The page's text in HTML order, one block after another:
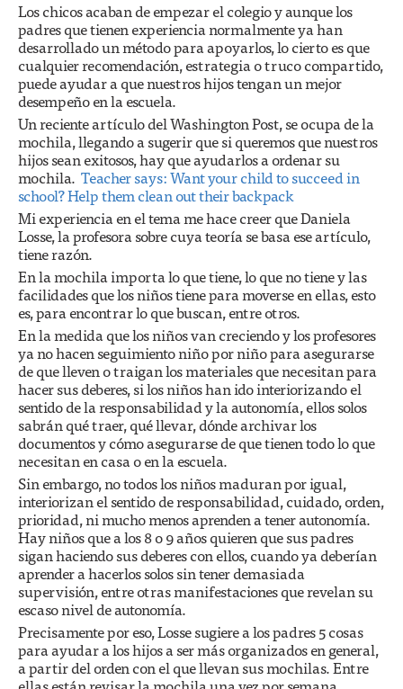
Los chicos acaban de empezar el colegio y aunque los
padres que tienen experiencia normalmente ya han
desarrollado un método para apoyarlos, lo cierto es que
cualquier recomendación, estrategia o truco compartido,
puede ayudar a que nuestros hijos tengan un mejor
desempeño en la escuela.
Un reciente artículo del Washington Post, se ocupa de la
mochila, llegando a sugerir que si queremos que nuestros
hijos sean exitosos, hay que ayudarlos a ordenar su
mochila. Teacher says: Want your child to succeed in
school? Help them clean out their backpack
Mi experiencia en el tema me hace creer que Daniela
Losse, la profesora sobre cuya teoría se basa ese artículo,
tiene razón.
En la mochila importa lo que tiene, lo que no tiene y las
facilidades que los niños tiene para moverse en ellas, esto
es, para encontrar lo que buscan, entre otros.
En la medida que los niños van creciendo y los profesores
ya no hacen seguimiento niño por niño para asegurarse
de que lleven o traigan los materiales que necesitan para
hacer sus deberes, si los niños han ido interiorizando el
sentido de la responsabilidad y la autonomía, ellos solos
sabrán qué traer, qué llevar, dónde archivar los
documentos y cómo asegurarse de que tienen todo lo que
necesitan en casa o en la escuela.
Sin embargo, no todos los niños maduran por igual,
interiorizan el sentido de responsabilidad, cuidado, orden,
prioridad, ni mucho menos aprenden a tener autonomía.
Hay niños que a los 8 o 9 años quieren que sus padres
sigan haciendo sus deberes con ellos, cuando ya deberían
aprender a hacerlos solos sin tener demasiada
supervisión, entre otras manifestaciones que revelan su
escaso nivel de autonomía.
Precisamente por eso, Losse sugiere a los padres 5 cosas
para ayudar a los hijos a ser más organizados en general,
a partir del orden con el que llevan sus mochilas. Entre